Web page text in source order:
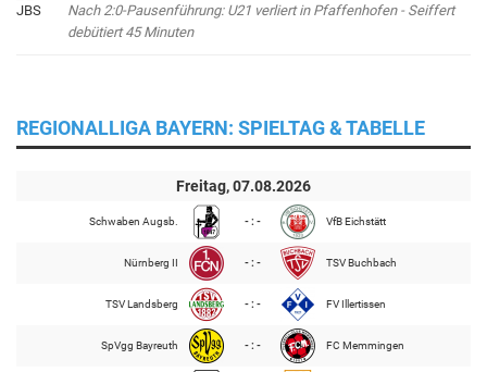
Nach 2:0-Pausenführung: U21 verliert in Pfaffenhofen - Seiffert
debütiert 45 Minuten
REGIONALLIGA BAYERN: SPIELTAG & TABELLE
Freitag, 07.08.2026
Schwaben Augsb. - : - VfB Eichstätt
Nürnberg II - : - TSV Buchbach
TSV Landsberg - : - FV Illertissen
SpVgg Bayreuth - : - FC Memmingen